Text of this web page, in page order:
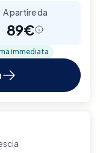
A partire da
89€
immediata